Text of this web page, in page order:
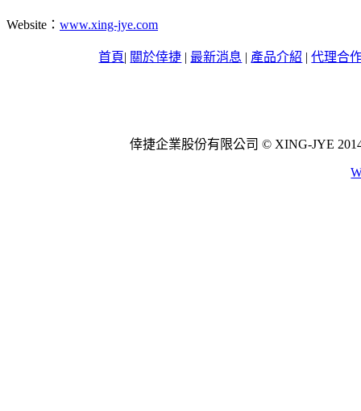
Website： www.xing-jye.com
首頁| 關於倖捷 | 最新消息 | 產品介紹 |代理合
倖捷企業股份有限公司 © XING-JYE